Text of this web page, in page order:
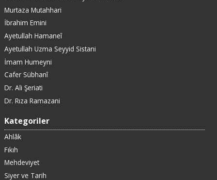
Murtaza Mutahhari
İbrahim Emini
Ayetullah Hamaneî
Ayetullah Uzma Seyyid Sistani
İmam Humeyni
Cafer Sübhanî
Dr. Ali Şeriati
Dr. Rıza Ramazani
Kategoriler
Ahlâk
Fıkıh
Mehdeviyet
Siyer ve Tarih